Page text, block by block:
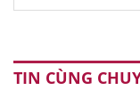
TIN CÙNG